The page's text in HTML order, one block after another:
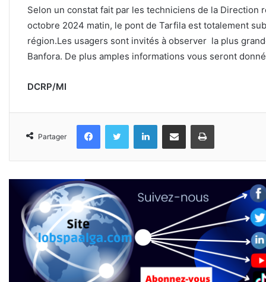
Selon un constat fait par les techniciens de la Direction
octobre 2024 matin, le pont de Tarfila est totalement
région.Les usagers sont invités à observer la plus
Banfora. De plus amples informations vous seront
DCRP/MI
Partager
FacebookTwitter LinkedinPartager par email Imprimer